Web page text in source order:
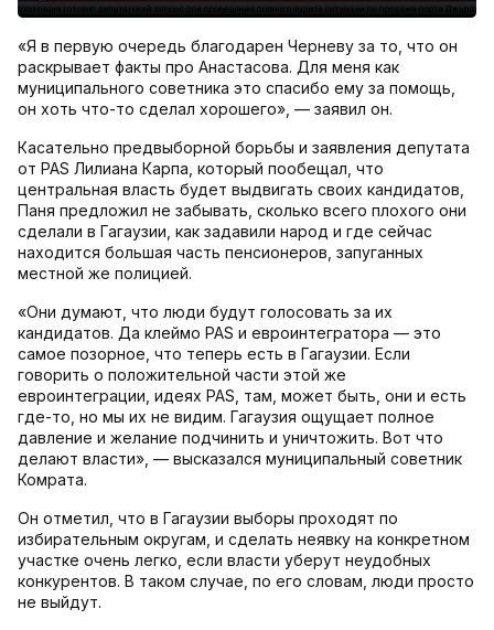
«Я в первую очередь благодарен Черневу за то, что он
раскрывает факты про Анастасова. Для меня как
муниципального советника это спасибо ему за помощь,
он хоть что-то сделал хорошего», — заявил он.
Касательно предвыборной борьбы и заявления депутата
от PAS Лилиана Карпа, который пообещал, что
центральная власть будет выдвигать своих кандидатов,
Паня предложил не забывать, сколько всего плохого они
сделали в Гагаузии, как задавили народ и где сейчас
находится большая часть пенсионеров, запуганных
местной же полицией.
«Они думают, что люди будут голосовать за их
кандидатов. Да клеймо PAS и евроинтегратора — это
самое позорное, что теперь есть в Гагаузии. Если
говорить о положительной части этой же
евроинтеграции, идеях PAS, там, может быть, они и есть
где-то, но мы их не видим. Гагаузия ощущает полное
давление и желание подчинить и уничтожить. Вот что
делают власти», — высказался муниципальный советник
Комрата.
Он отметил, что в Гагаузии выборы проходят по
избирательным округам, и сделать неявку на конкретном
участке очень легко, если власти уберут неудобных
конкурентов. В таком случае, по его словам, люди просто
не выйдут.